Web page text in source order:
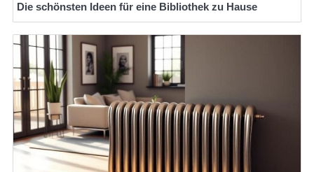
Die schönsten Ideen für eine Bibliothek zu Hause